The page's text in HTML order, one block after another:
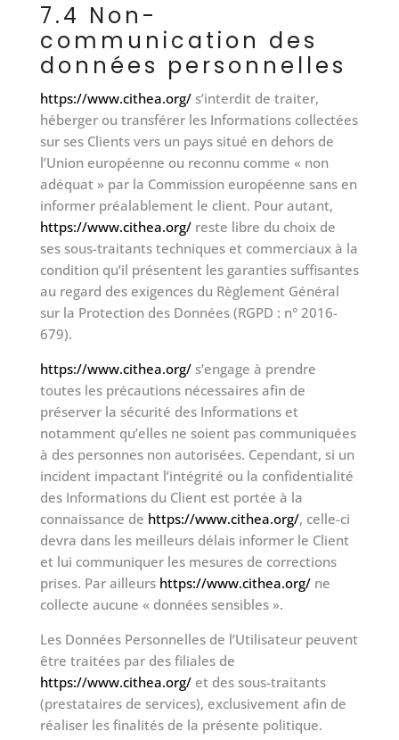
7.4 Non-
communication des
données personnelles
https://www.cithea.org/s’interdit de traiter,
héberger ou transférer les Informations collectées
sur ses Clients vers un pays situé en dehors de
l’Union européenne ou reconnu comme « non
adéquat » par la Commission européenne sans en
informer préalablement le client. Pour autant,
https://www.cithea.org/reste libre du choix de
ses sous-traitants techniques et commerciaux à la
condition qu’il présentent les garanties suffisantes
au regard des exigences du Règlement Général
sur la Protection des Données (RGPD : n° 2016-
679).
https://www.cithea.org/s’engage à prendre
toutes les précautions nécessaires afin de
préserver la sécurité des Informations et
notamment qu’elles ne soient pas communiquées
à des personnes non autorisées. Cependant, si un
incident impactant l’intégrité ou la confidentialité
des Informations du Client est portée à la
connaissance de https://www.cithea.org/, celle-ci
devra dans les meilleurs délais informer le Client
et lui communiquer les mesures de corrections
prises. Par ailleurs https://www.cithea.org/ne
collecte aucune « données sensibles ».
Les Données Personnelles de l’Utilisateur peuvent
être traitées par des filiales de
https://www.cithea.org/et des sous-traitants
(prestataires de services), exclusivement afin de
réaliser les finalités de la présente politique.